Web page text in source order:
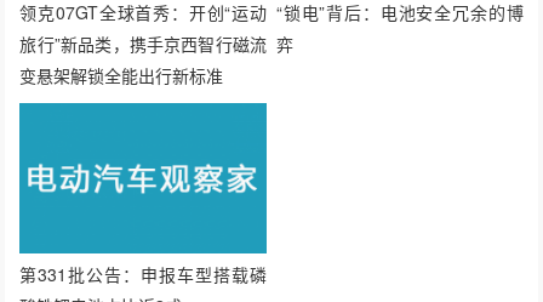
领克07GT全球首秀：开创“运动
旅行”新品类，携手京西智行磁流
变悬架解锁全能出行新标准
“锁电”背后：电池安全冗余的博
弈
第331批公告：申报车型搭载磷